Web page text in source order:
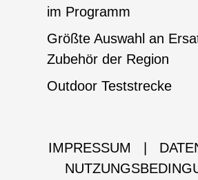
im Programm
Größte Auswahl an
Zubehör der Region
Outdoor Teststrecke
IMPRESSUM